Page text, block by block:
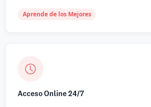
Aprende de los Mejores
Acceso Online 24/7